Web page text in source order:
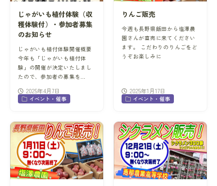
じゃがいも植付体験（収
穫体験付）・参加者募集
のお知らせ
じゃがいも植付体験開催概要
今年も「じゃがいも植付体
験」の開催が決定いたしまし
たので、参加者の募集を…
2025年4月7日
イベント・催事
りんご販売
今週も長野県飯田から塩澤農
園さんが直売に来てください
ます。 こだわりのりんごをど
うぞお楽しみに
2025年1月17日
イベント・催事